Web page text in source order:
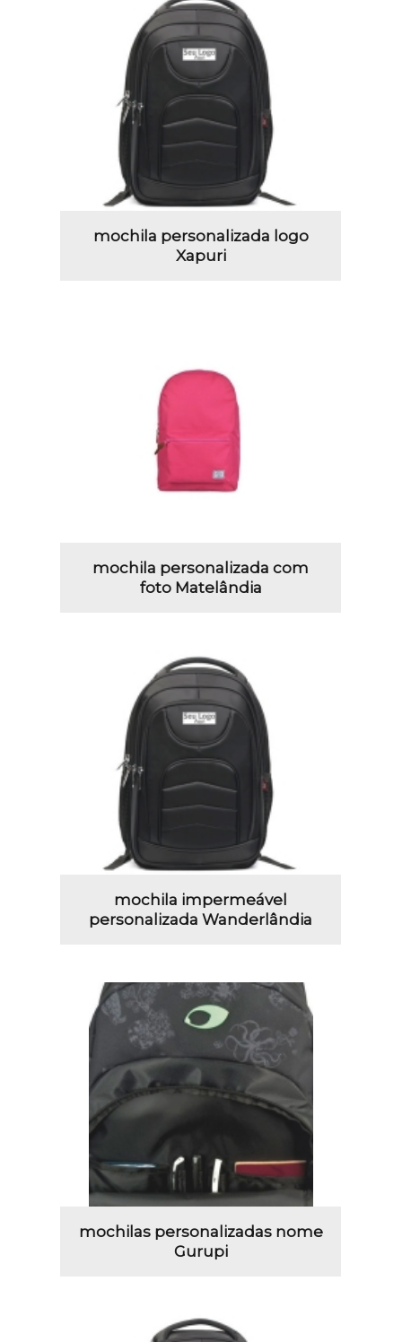
mochila personalizada logo
Xapuri
mochila personalizada com
foto Matelândia
mochila impermeável
personalizada Wanderlândia
mochilas personalizadas nome
Gurupi